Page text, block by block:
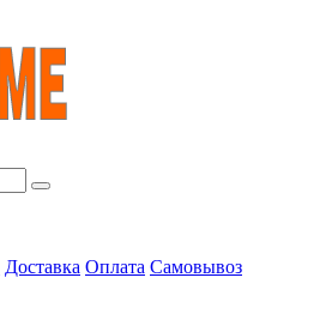
Доставка Оплата Самовывоз